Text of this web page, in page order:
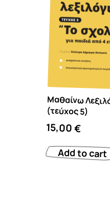
Μαθαίνω
(τεύχος 5)
15,00€
Add to cart